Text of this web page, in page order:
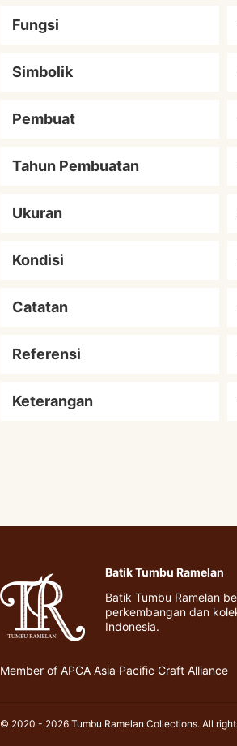
Fungsi
Simbolik
Pembuat
Tahun Pembuatan
Ukuran
Kondisi
Catatan
Referensi
Keterangan
Batik Tumbu Ramelan
Batik Tumbu Ramelan
perkembangan dan
Indonesia.
Member of APCA Asia Pacific Craft Alliance
© 2020 - 2026 Tumbu Ramelan Collections. All